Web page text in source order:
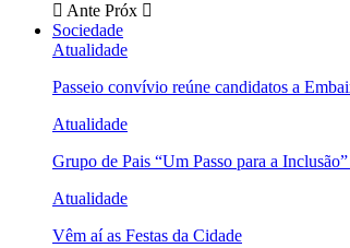
Ante Próx
Sociedade
Atualidade
Passeio convívio reúne candidatos a
Atualidade
Grupo de Pais “Um Passo para a
Atualidade
Vêm aí as Festas da Cidade